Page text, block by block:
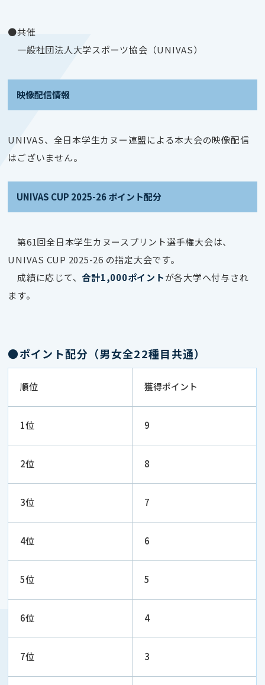
●共催
一般社団法人大学スポーツ協会（UNIVAS）
映像配信情報
UNIVAS、全日本学生カヌー連盟による本大会の映像配信
はございません。
UNIVAS CUP 2025-26 ポイント配分
第61回全日本学生カヌースプリント選手権大会は、
UNIVAS CUP 2025-26 の指定大会です。
成績に応じて、 合計1,000ポイントが各大学へ付与され
ます。
●ポイント配分（男女全22種目共通）
順位 獲得ポイント
1位 9
2位 8
3位 7
4位 6
5位 5
6位 4
7位 3